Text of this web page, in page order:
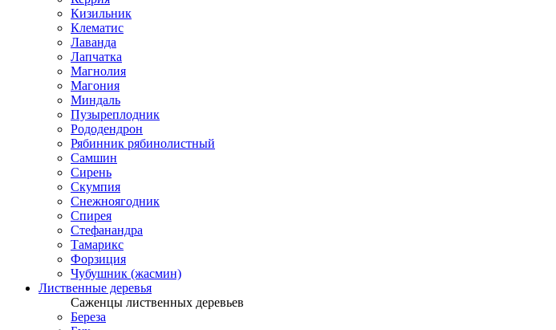
Кизильник
Клематис
Лаванда
Лапчатка
Магнолия
Магония
Миндаль
Пузыреплодник
Рододендрон
Рябинник рябинолистный
Самшин
Сирень
Скумпия
Снежноягодник
Спирея
Стефанандра
Тамарикс
Форзиция
Чубушник (жасмин)
Лиственные деревья
Саженцы лиственных деревьев
Береза